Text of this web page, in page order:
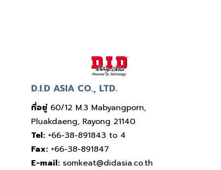
D.I.D ASIA CO., LTD.
ที่อยู่60/12 M.3 Mabyangporn,
Pluakdaeng, Rayong 21140
Tel:+66-38-891843 to 4
Fax:+66-38-891847
E-mail:somkeat@didasia.co.th